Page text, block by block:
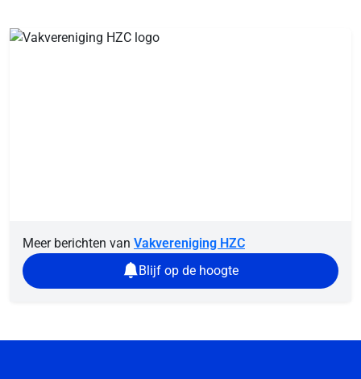
Meer berichten van Vakvereniging HZC
Blijf op de hoogte